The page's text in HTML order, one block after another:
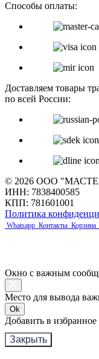
Способы оплаты:
Доставляем товары
по всей России:
© 2026 ООО
ИНН: 7838400585
КПП: 781601001
Политика
Whatsapp Контакты Корзина
Окно с важным
Место для вывода
Ok
Добавить в избранное
Закрыть